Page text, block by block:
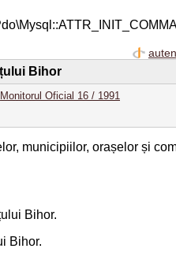
Bihor
Monitorul Oficial 16 / 1991
municipiilor, orașelor și
Bihor.
Bihor.